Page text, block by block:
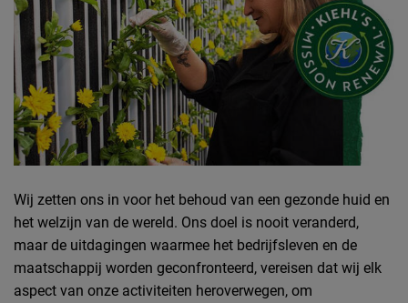
Wij zetten ons in voor het behoud van een gezonde huid en
het welzijn van de wereld. Ons doel is nooit veranderd,
maar de uitdagingen waarmee het bedrijfsleven en de
maatschappij worden geconfronteerd, vereisen dat wij elk
aspect van onze activiteiten heroverwegen, om